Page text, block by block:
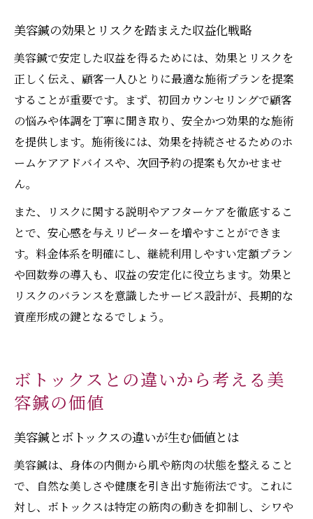
美容鍼の効果とリスクを踏まえた収益化戦略
美容鍼で安定した収益を得るためには、効果とリスクを
正しく伝え、顧客一人ひとりに最適な施術プランを提案
することが重要です。まず、初回カウンセリングで顧客
の悩みや体調を丁寧に聞き取り、安全かつ効果的な施術
を提供します。施術後には、効果を持続させるためのホ
ームケアアドバイスや、次回予約の提案も欠かせませ
ん。
また、リスクに関する説明やアフターケアを徹底するこ
とで、安心感を与えリピーターを増やすことができま
す。料金体系を明確にし、継続利用しやすい定額プラン
や回数券の導入も、収益の安定化に役立ちます。効果と
リスクのバランスを意識したサービス設計が、長期的な
資産形成の鍵となるでしょう。
ボトックスとの違いから考える美
容鍼の価値
美容鍼とボトックスの違いが生む価値とは
美容鍼は、身体の内側から肌や筋肉の状態を整えること
で、自然な美しさや健康を引き出す施術法です。これに
対し、ボトックスは特定の筋肉の動きを抑制し、シワや